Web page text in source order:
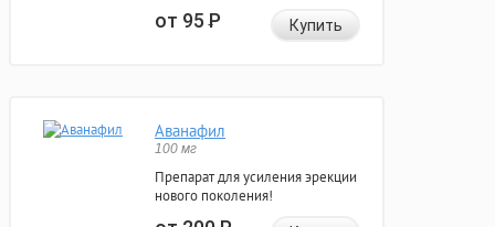
от 95Р Купить
Аванафил
100 мг
Препарат для усиления эрекции
нового поколения!